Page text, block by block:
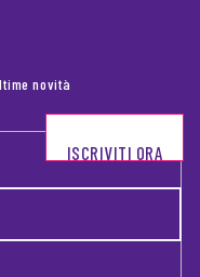
novità
ISCRIVITI ORA